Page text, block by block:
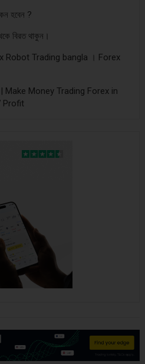
হবেন ?
বিরত থাকুন।
Robot Trading bangla । Forex
Make Money Trading Forex in
Profit